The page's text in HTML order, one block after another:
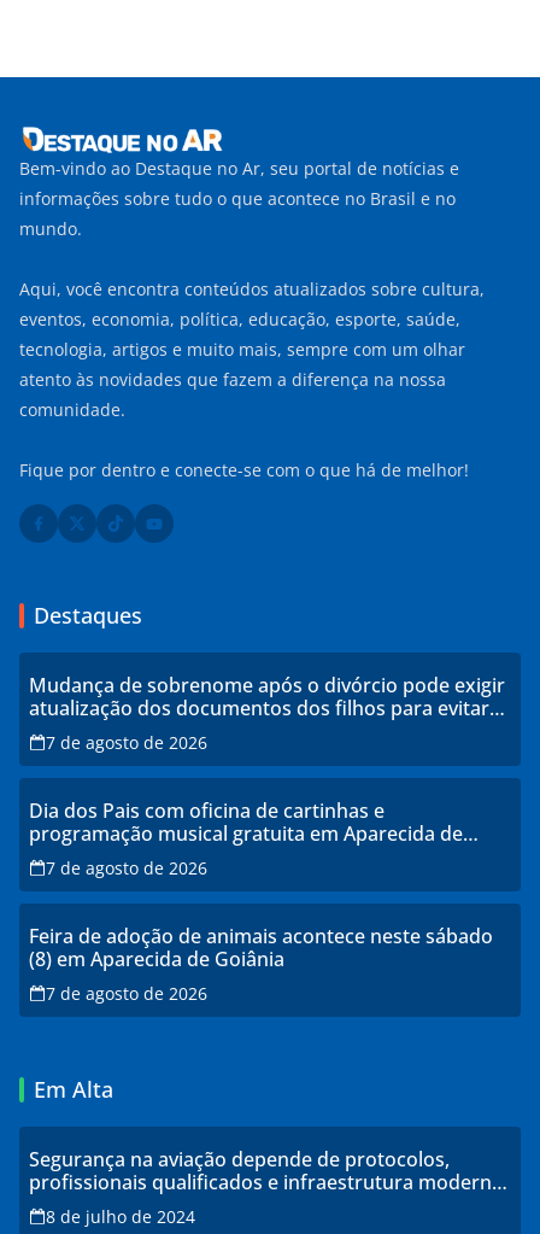
Bem-vindo ao Destaque no Ar, seu portal de notícias e
informações sobre tudo o que acontece no Brasil e no
mundo.
Aqui, você encontra conteúdos atualizados sobre cultura,
eventos, economia, política, educação, esporte, saúde,
tecnologia, artigos e muito mais, sempre com um olhar
atento às novidades que fazem a diferença na nossa
comunidade.
Fique por dentro e conecte-se com o que há de melhor!
Destaques
Mudança de sobrenome após o divórcio pode exigir
atualização dos documentos dos filhos para evitar
transtornos
7 de agosto de 2026
Dia dos Pais com oficina de cartinhas e
programação musical gratuita em Aparecida de
Goiânia
7 de agosto de 2026
Feira de adoção de animais acontece neste sábado
(8) em Aparecida de Goiânia
7 de agosto de 2026
Em Alta
Segurança na aviação depende de protocolos,
profissionais qualificados e infraestrutura moderna,
explicam especialistas
8 de julho de 2024